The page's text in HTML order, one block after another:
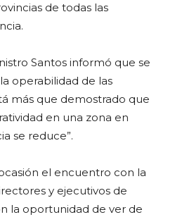
de todas las
Santos informó que se
operabilidad de las
más que demostrado que
en una zona en
se reduce”.
el encuentro con la
y ejecutivos de
la oportunidad de ver de